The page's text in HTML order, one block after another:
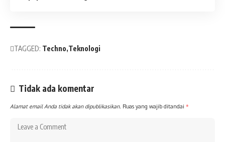
TAGGED: Techno Teknologi
Tidak ada komentar
Alamat email Anda tidak akan dipublikasikan. Ruas yang wajib ditandai *